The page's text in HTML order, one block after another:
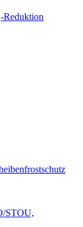
Reduktion
STOU,